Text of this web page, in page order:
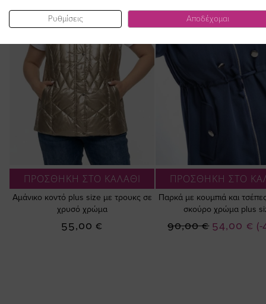
ΠΡΟΣΘΗΚΗ ΣΤΟ ΚΑΛΑΘΙ
Αμάνικο κοντό plus size με τρουκς σε
χρυσό χρώμα
55,00 €
ΠΡΟΣΘΗΚΗ ΣΤΟ
Παρκά με κουμπιά και
σκούρο χρώμα plus
(-
Ειδική
54,00 €
90,00 €
Ρυθμίσεις Αποδέχομαι